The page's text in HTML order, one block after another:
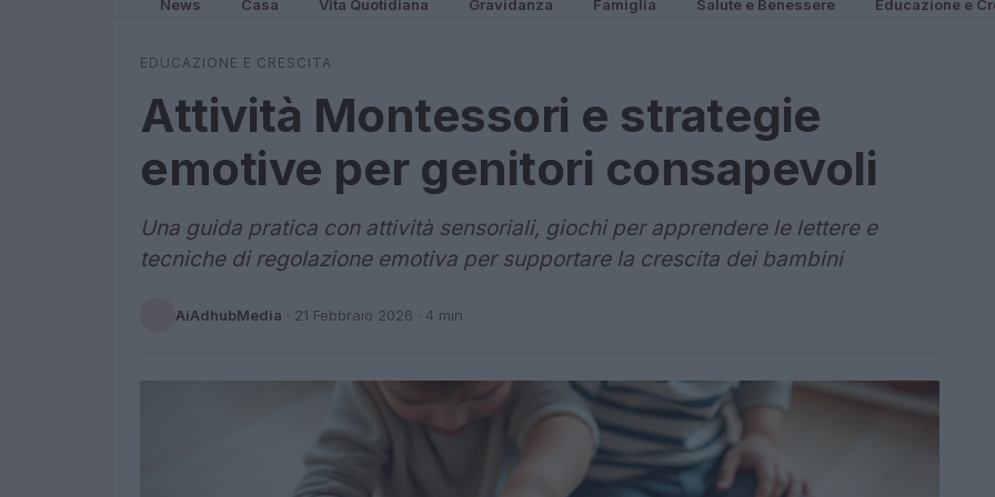
News Casa Vita Quotidiana Gravidanza Famiglia Salute e Benessere Educazione e
EDUCAZIONE E CRESCITA
Attività Montessori e strategie
emotive per genitori consapevoli
Una guida pratica con attività sensoriali, giochi per apprendere le lettere e
tecniche di regolazione emotiva per supportare la crescita dei bambini
AiAdhubMedia · 21 Febbraio 2026 · 4 min